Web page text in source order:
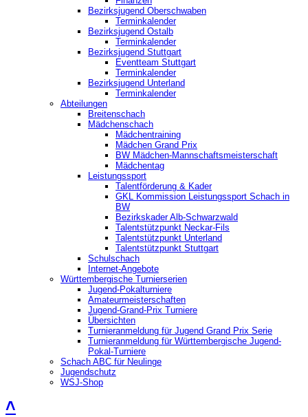
Bezirksjugend Oberschwaben
Terminkalender
Bezirksjugend Ostalb
Terminkalender
Bezirksjugend Stuttgart
‎Eventteam Stuttgart
Terminkalender
Bezirksjugend Unterland
Terminkalender
Abteilungen
Breitenschach
Mädchenschach
Mädchentraining
Mädchen Grand Prix
BW Mädchen-Mannschaftsmeisterschaft
Mädchentag
Leistungssport
Talentförderung & Kader
GKL Kommission Leistungssport Schach in
BW
Bezirkskader Alb-Schwarzwald
Talentstützpunkt Neckar-Fils
Talentstützpunkt Unterland
Talentstützpunkt Stuttgart
Schulschach
Internet-Angebote
Württembergische Turnierserien
Jugend-Pokalturniere
Amateurmeisterschaften
Jugend-Grand-Prix Turniere
Übersichten
Turnieranmeldung für Jugend Grand Prix Serie
Turnieranmeldung für Württembergische Jugend-
Pokal-Turniere
Schach ABC für Neulinge
Jugendschutz
WSJ-Shop
˄